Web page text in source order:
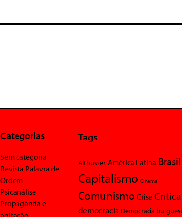
Categorias
Sem categoria
Revista Palavra de
Ordem
Psicanálise
Propaganda e
Tags
Althusser América Latina Brasil
Capitalismo Cinema
Comunismo Crise Crítica
democracia Democracia